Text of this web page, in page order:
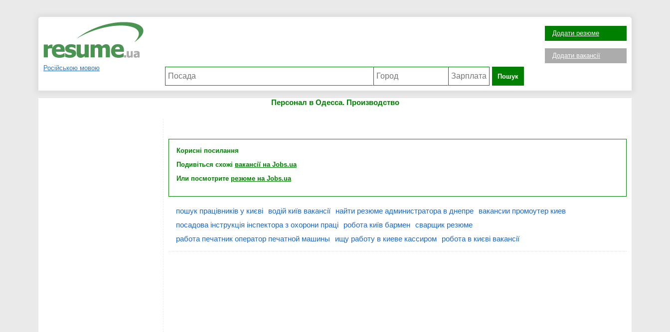
Російською мовою
Пошук
Додати резюме
Додати вакансії
Персонал в Одесса. Производство
Корисні посилання
Подивіться схожі вакансії на Jobs.ua
Или посмотрите резюме на Jobs.ua
пошук працівників у києві водій київ вакансії найти резюме администратора в днепре
вакансии промоутер киев
посадова інструкція інспектора з охорони праці
робота київ бармен сварщик резюме
работа печатник оператор печатной машины
ищу работу в киеве кассиром робота в києві вакансії